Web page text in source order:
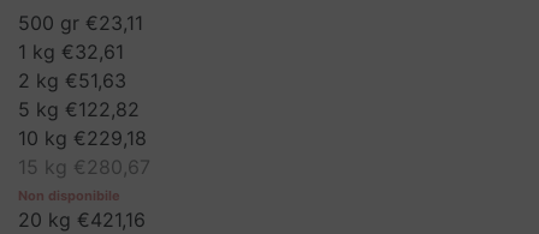
500 gr €23,11
1 kg €32,61
2 kg €51,63
5 kg €122,82
10 kg €229,18
15 kg €280,67
20 kg €421,16